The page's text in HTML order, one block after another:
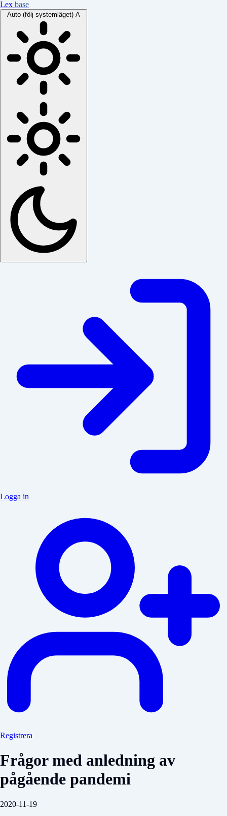
Lex base
Auto (följ systemläget) A
Logga in
Registrera
Frågor med anledning av
pågående pandemi
2020-11-19